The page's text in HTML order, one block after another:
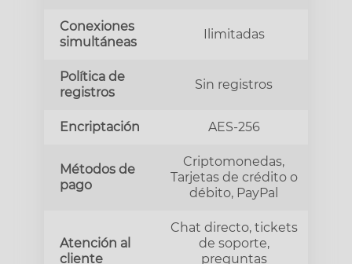
Conexiones
simultáneas
Ilimitadas
Política de
registros
Sin registros
Encriptación AES-256
Métodos de
pago
Criptomonedas,
Tarjetas de crédito o
débito, PayPal
Atención al
cliente
Chat directo, tickets
de soporte,
preguntas